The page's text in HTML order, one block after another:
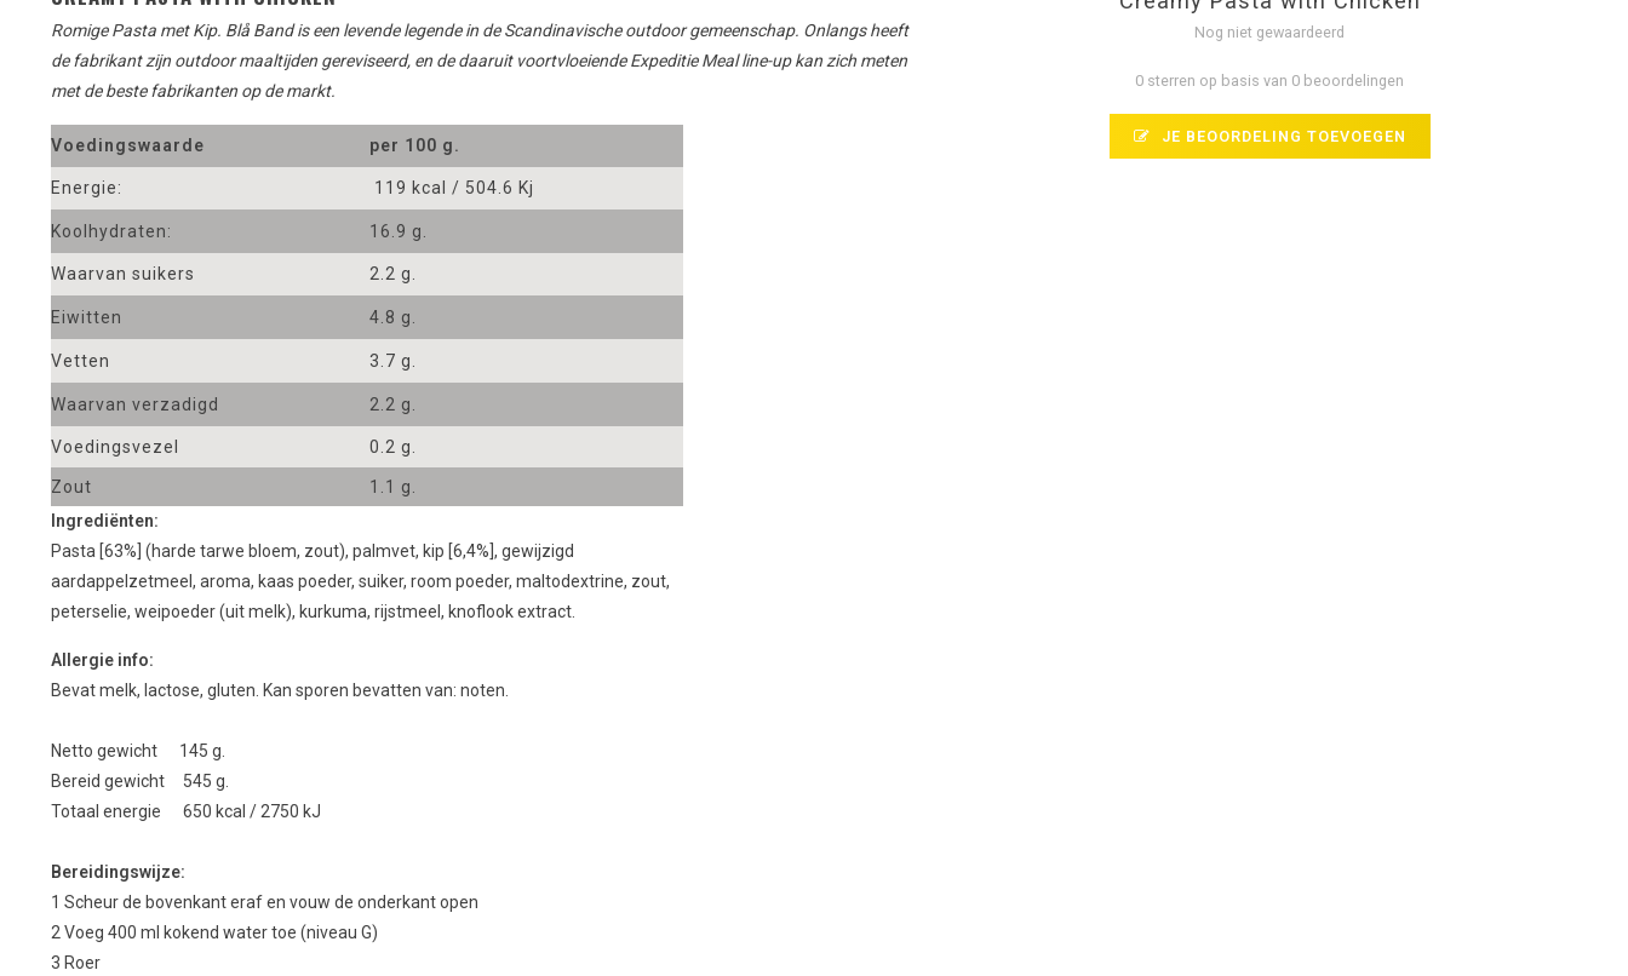
Romige Pasta met Kip. Blå Band is een levende legende in de Scandinavische outdoorgemeenschap. Onlangs heeft
de fabrikantzijn outdoor maaltijden gereviseerd, en de daaruit voortvloeiende Expeditie Meal line-up kan zich meten
met de beste fabrikanten op de markt.
Voedingswaarde per 100 g.
Energie: 119 kcal / 504.6 Kj
Koolhydraten: 16.9 g.
Waarvan suikers 2.2 g.
Eiwitten 4.8 g.
Vetten 3.7 g.
Waarvan verzadigd 2.2 g.
Voedingsvezel 0.2 g.
Zout
1.1 g.
Ingrediënten:
Pasta [63%] (harde tarwe bloem, zout), palmvet, kip [6,4%], gewijzigd
aardappelzetmeel, aroma, kaas poeder, suiker, room poeder, maltodextrine, zout,
peterselie, weipoeder (uit melk), kurkuma, rijstmeel, knoflook extract.
Allergie info:
Bevat melk, lactose, gluten. Kan sporen bevatten van: noten.
Netto gewicht 145 g.
Bereid gewicht 545 g.
Totaal energie 650 kcal / 2750 kJ
Bereidingswijze:
1 Scheurde bovenkant erafen vouw de onderkantopen
2 Voeg 400 ml kokend water toe (niveau G)
3 Roer
Nog niet gewaardeerd
0 sterren op basis van 0 beoordelingen
JE BEOORDELING TOEVOEGEN